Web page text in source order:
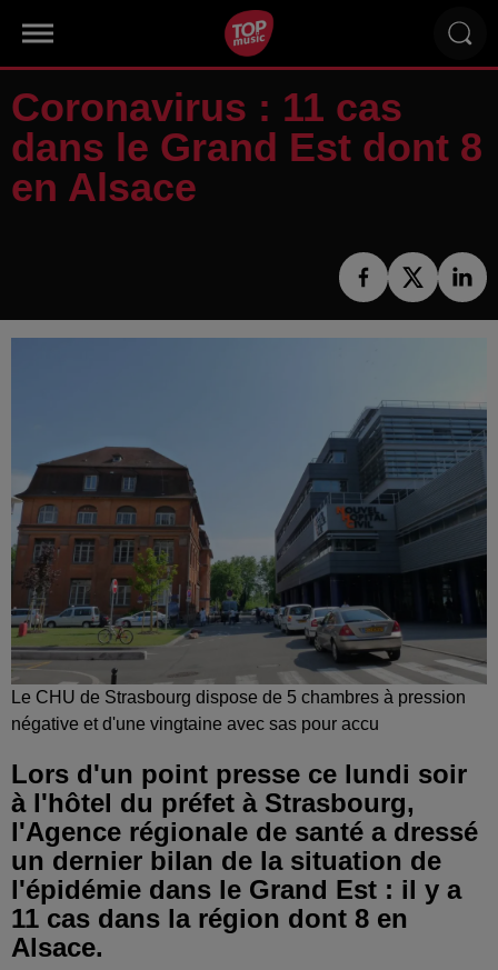
Coronavirus : 11 cas
dans le Grand Est dont 8
en Alsace
Le CHU de Strasbourg dispose de 5 chambres à pression
négative et d'une vingtaine avec sas pour accu
Lors d'un point presse ce lundi soir
à l'hôtel du préfet à Strasbourg,
l'Agence régionale de santé a dressé
un dernier bilan de la situation de
l'épidémie dans le Grand Est : il y a
11 cas dans la région dont 8 en
Alsace.